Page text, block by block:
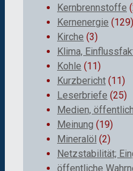
Kernbrennstoffe
Kernenergie (129)
Kirche (3)
Klima,
Kohle (11)
Kurzbericht (11)
Leserbriefe (25)
Medien,
Meinung (19)
Mineralöl (2)
Netzstabilität;
öffentliche